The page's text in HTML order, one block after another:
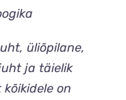
üliõpilane,
ja täielik
on